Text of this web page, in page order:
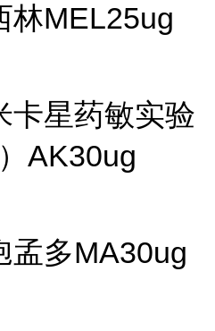
林MEL25ug
卡星药敏实验
AK30ug
孟多MA30ug